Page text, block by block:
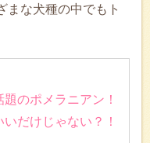
まな犬種の中でもト
のポメラニアン！
だけじゃない？！